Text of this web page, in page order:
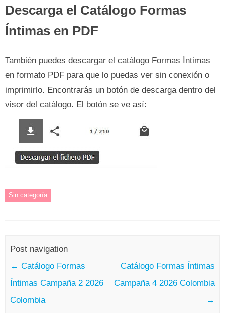
Descarga el Catálogo Formas
Íntimas en PDF
También puedes descargar el catálogo Formas Íntimas
en formato PDF para que lo puedas ver sin conexión o
imprimirlo. Encontrarás un botón de descarga dentro del
visor del catálogo. El botón se ve así:
Sin categoría
Post navigation
← Catálogo Formas
Íntimas Campaña 2 2026
Colombia
Catálogo Formas Íntimas
Campaña 4 2026 Colombia
→